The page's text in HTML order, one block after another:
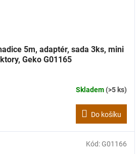
5m, adaptér, sada 3ks, mini
Geko G01165
Skladem(>5 ks)
Do košíku
Kód: G01166